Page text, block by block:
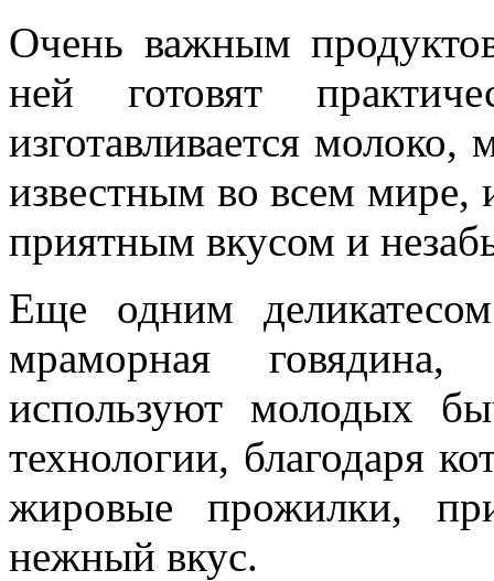
Очень важным
ней готовят
изготавливается
известным во всем мире,
приятным вкусом и
Еще одним
мраморная говядина,
используют молодых
технологии, благодаря
жировые прожилки,
нежный вкус.